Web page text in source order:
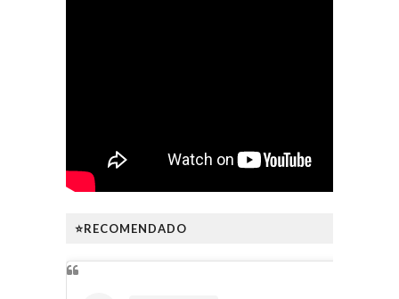
⭐RECOMENDADO